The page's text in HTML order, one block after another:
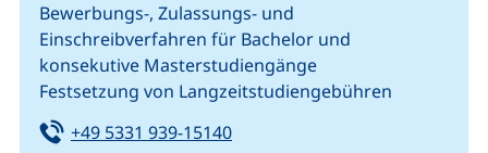
Bewerbungs-, Zulassungs- und
Einschreibverfahren für Bachelor und
konsekutive Masterstudiengänge
Festsetzung von Langzeitstudiengebühren
Tel:
+49 5331 939-15140(startet einen Telefonanruf,